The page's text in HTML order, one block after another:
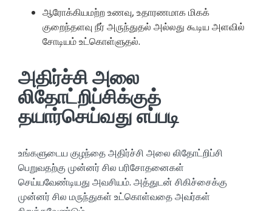
ஆரோக்கியமற்ற உணவு, உதாரணமாக மிகக்
குறைந்தளவு நீர் அருந்துதல் அல்லது கூடிய அளவில்
சோடியம் உட்கொள்ளுதல்.
அதிர்ச்சி அலை
லிதோட்றிப்சிக்குத்
தயார்செய்வது எப்படி
உங்களுடைய குழந்தை அதிர்ச்சி அலை லிதோட்றிப்சி
பெறுவதற்கு முன்னர் சில பரிசோதனைகள்
செய்யவேண்டியது அவசியம். அத்துடன் சிகிச்சைக்கு
முன்னர் சில மருந்துகள் உட்கொள்வதை அவர்கள்